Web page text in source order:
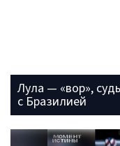
Лула — «вор»,
с Бразилией